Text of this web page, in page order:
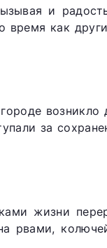
и
как
за
жизни
рвами,